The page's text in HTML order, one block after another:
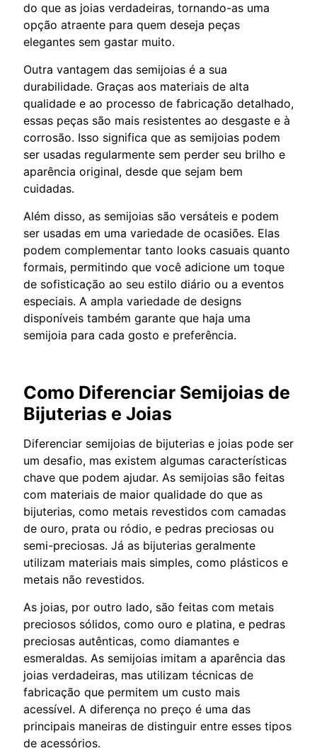
do que as joias verdadeiras, tornando-as uma
opção atraente para quem deseja peças
elegantes sem gastar muito.
Outra vantagem das semijoias é a sua
durabilidade. Graças aos materiais de alta
qualidade e ao processo de fabricação detalhado,
essas peças são mais resistentes ao desgaste e à
corrosão. Isso significa que as semijoias podem
ser usadas regularmente sem perder seu brilho e
aparência original, desde que sejam bem
cuidadas.
Além disso, as semijoias são versáteis e podem
ser usadas em uma variedade de ocasiões. Elas
podem complementar tanto looks casuais quanto
formais, permitindo que você adicione um toque
de sofisticação ao seu estilo diário ou a eventos
especiais. A ampla variedade de designs
disponíveis também garante que haja uma
semijoia para cada gosto e preferência.
Como Diferenciar Semijoias de
Bijuterias e Joias
Diferenciar semijoias de bijuterias e joias pode ser
um desafio, mas existem algumas características
chave que podem ajudar. As semijoias são feitas
com materiais de maior qualidade do que as
bijuterias, como metais revestidos com camadas
de ouro, prata ou ródio, e pedras preciosas ou
semi-preciosas. Já as bijuterias geralmente
utilizam materiais mais simples, como plásticos e
metais não revestidos.
As joias, por outro lado, são feitas com metais
preciosos sólidos, como ouro e platina, e pedras
preciosas autênticas, como diamantes e
esmeraldas. As semijoias imitam a aparência das
joias verdadeiras, mas utilizam técnicas de
fabricação que permitem um custo mais
acessível. A diferença no preço é uma das
principais maneiras de distinguir entre esses tipos
de acessórios.